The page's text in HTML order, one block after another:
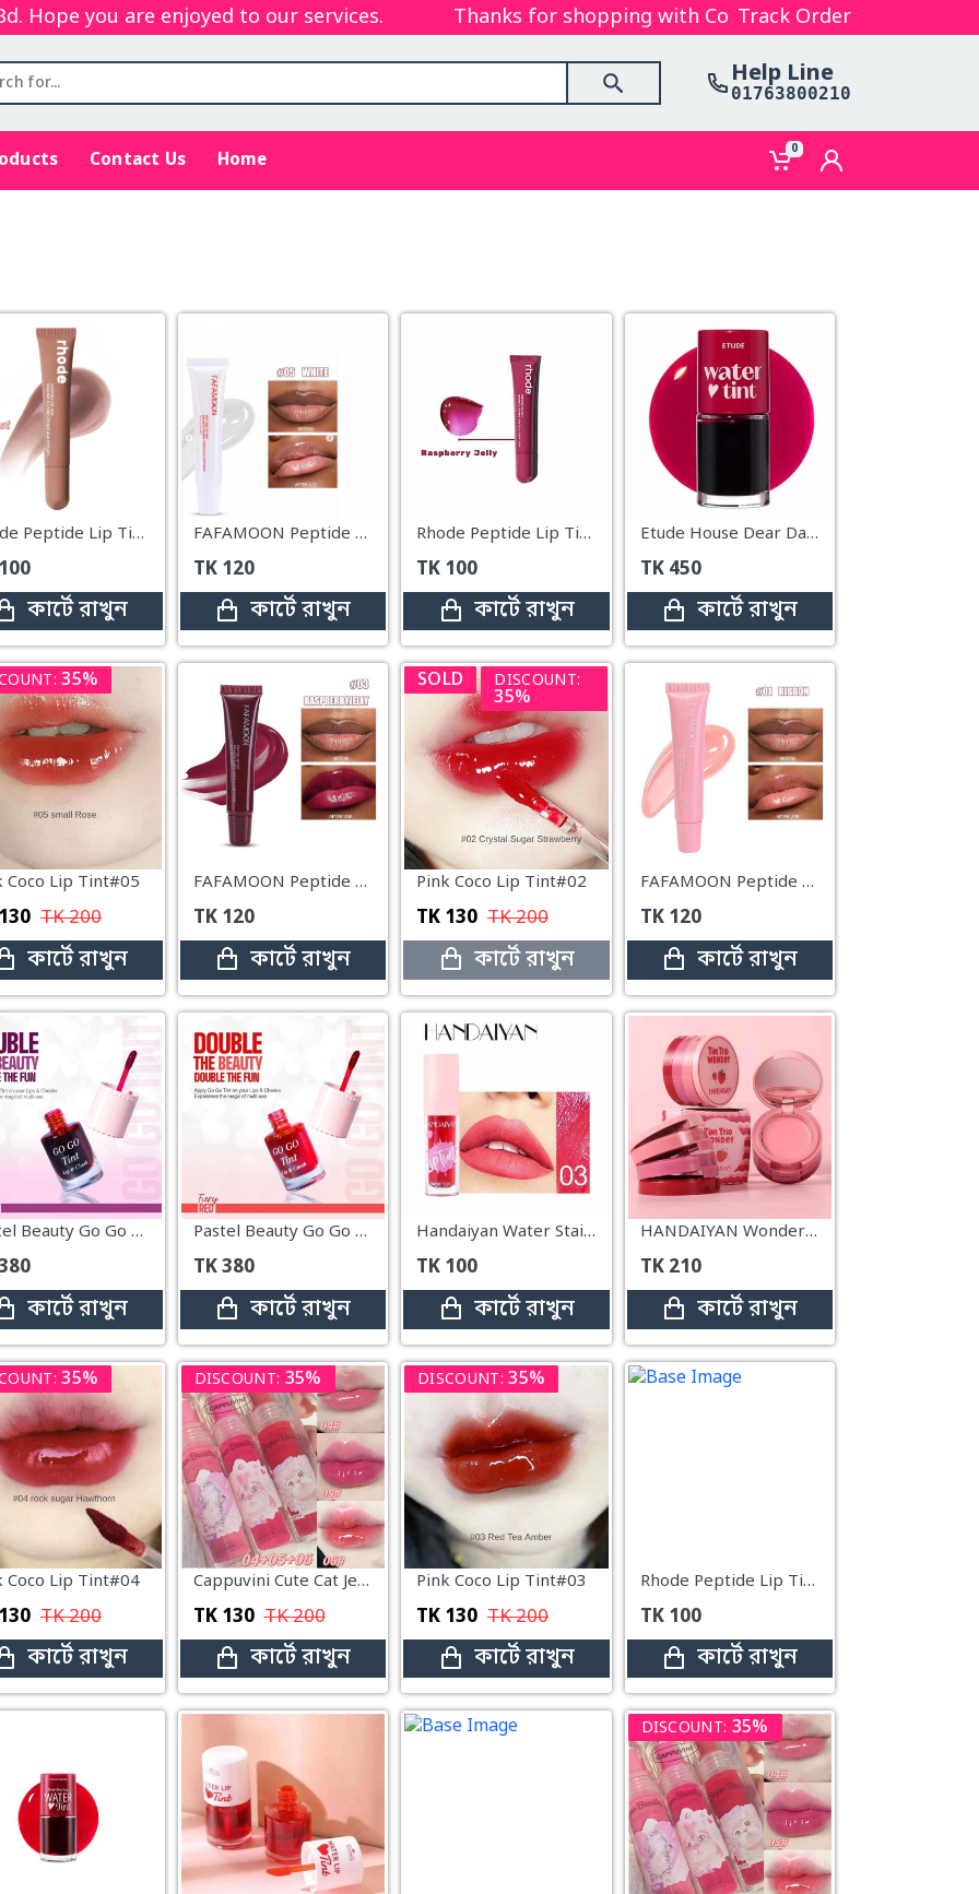
you are enjoyed to our services. Thanks for shopping with Cosmetics Gallery Bd. Hope
Track Order
Help Line
01763800210
Contact Us Home
0
Rhode Peptide Lip Tint – Toast
কার্টে রাখুন
FAFAMOON Peptide Lip Tint – 05 White
TK 120
কার্টে রাখুন
Rhode Peptide Lip Tint – Raspberry Jelly
TK 100
কার্টে রাখুন
Etude House Dear Darling Water Tint – 04 Red
TK 450
কার্টে রাখুন
35%
Coco Lip Tint#05
TK200
কার্টে রাখুন
FAFAMOON Peptide Lip Tint – 03 Raspberry Jelly
TK 120
কার্টে রাখুন
SOLD DISCOUNT:
35%
Pink Coco Lip Tint#02
TK 130 TK200
কার্টে রাখুন
FAFAMOON Peptide Lip Tint – 01 Ribbon
TK 120
কার্টে রাখুন
Pastel Beauty Go Go Tint Lip & Cheek – 03 Bright Cherry
কার্টে রাখুন
Pastel Beauty Go Go Tint Lip & Cheek – 02 Fiery Red
TK380
কার্টে রাখুন
Handaiyan Water Stain Lip Tint – #03
TK 100
কার্টে রাখুন
HANDAIYAN Wonder Trio Tint
TK 210
কার্টে রাখুন
35%
Coco Lip Tint#04
TK200
কার্টে রাখুন
DISCOUNT: 35%
Cappuvini Cute Cat Jelly Lip Tint #5
TK 130 TK200
কার্টে রাখুন
DISCOUNT: 35%
Pink Coco Lip Tint#03
TK 130 TK200
কার্টে রাখুন
Rhode Peptide Lip Tint – Shortcake
TK 100
কার্টে রাখুন
DISCOUNT: 35%